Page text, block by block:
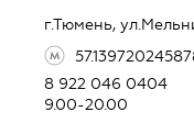
г.Тюмень,
8 922 046 0404
9.00-20.00